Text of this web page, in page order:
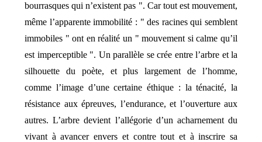
bourrasques qui n’existent pas ". Car tout est mouvement,
même l’apparente immobilité : " des racines qui semblent
immobiles " ont en réalité un " mouvement si calme qu’il
est imperceptible ". Un parallèle se crée entre l’arbre et la
silhouette du poète, et plus largement de l’homme,
comme l’image d’une certaine éthique : la ténacité, la
résistance aux épreuves, l’endurance, et l’ouverture aux
autres. L’arbre devient l’allégorie d’un acharnement du
vivant à avancer envers et contre tout et à inscrire sa